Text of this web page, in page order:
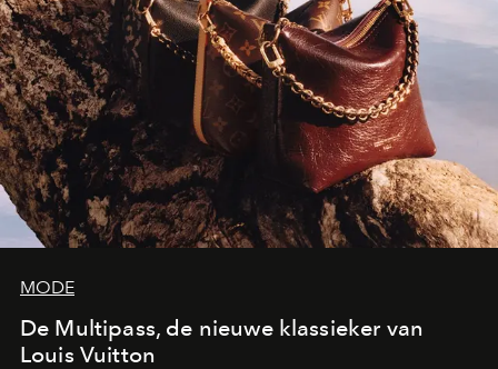
MODE
De Multipass, de nieuwe klassieker van
Louis Vuitton